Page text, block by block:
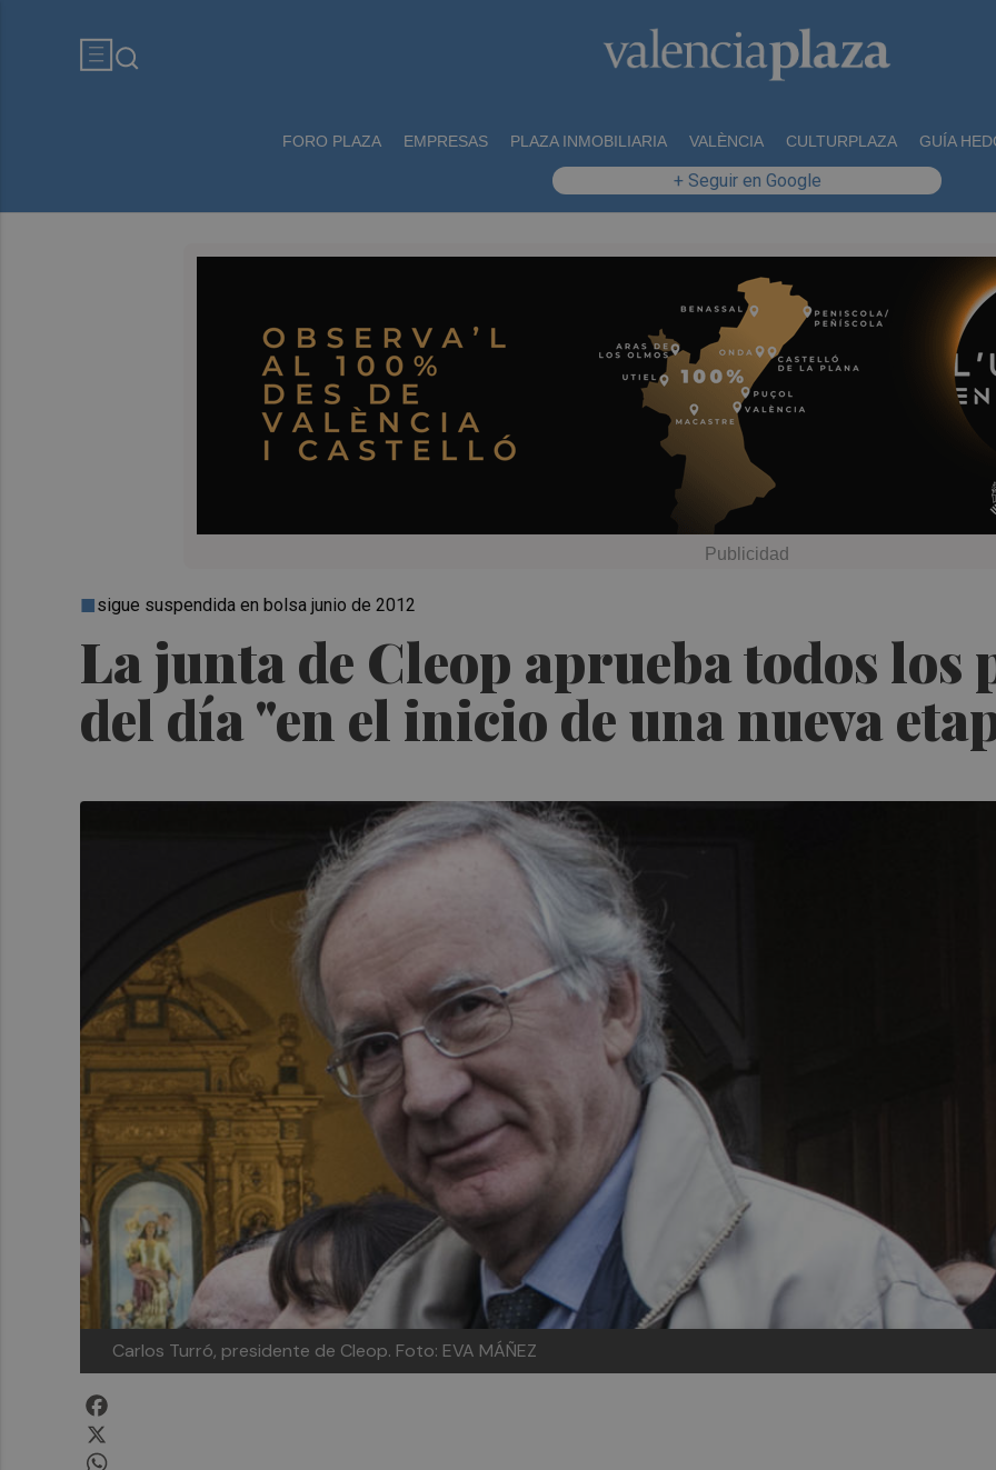
FORO PLAZA EMPRESAS PLAZA INMOBILIARIA VALÈNCIA CULTURPLAZA GUÍA
+ Seguir en Google
La junta de Cleop aprueba todos los
del día "en el inicio de una nueva
sigue suspendida en bolsa junio de 2012
Carlos Turró, presidente de Cleop. Foto: EVA MÁÑEZ